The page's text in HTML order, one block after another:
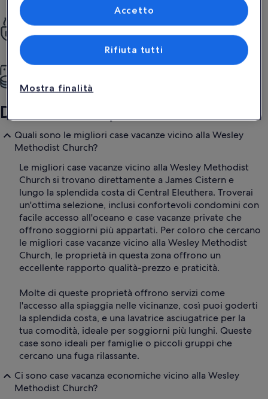
Vivi il comfort di una casa
Cucina, lavanderia, piscina, giardino e non solo: tutto a tua
Più spazio, più privacy, più servizi, a prezzi super convenienti.
Domande frequenti
Quali sono le migliori case vacanze vicino alla Wesley
Methodist Church?
Le migliori case vacanze vicino alla Wesley Methodist
Church si trovano direttamente a James Cistern e
lungo la splendida costa di Central Eleuthera. Troverai
un'ottima selezione, inclusi confortevoli condomini con
facile accesso all'oceano e case vacanze private che
offrono soggiorni più appartati. Per coloro che cercano
le migliori case vacanze vicino alla Wesley Methodist
Church, le proprietà in questa zona offrono un
eccellente rapporto qualità-prezzo e praticità.
Molte di queste proprietà offrono servizi come
l'accesso alla spiaggia nelle vicinanze, così puoi goderti
la splendida costa, e una lavatrice asciugatrice per la
tua comodità, ideale per soggiorni più lunghi. Queste
case sono ideali per famiglie o piccoli gruppi che
cercano una fuga rilassante.
Ci sono case vacanza economiche vicino alla Wesley
Methodist Church?
Mostra finalità
Rifiuta tutti
Accetto